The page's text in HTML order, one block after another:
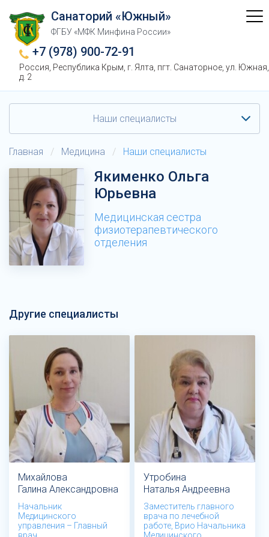
Санаторий «Южный»
ФГБУ «МФК Минфина России»
+7 (978) 900-72-91
Россия, Республика Крым, г. Ялта, пгт. Санаторное, ул. Южная,
д. 2
Наши специалисты
Главная / Медицина / Наши специалисты
Якименко Ольга
Юрьевна
Медицинская сестра
физиотерапевтического
отделения
Другие специалисты
Михайлова
Галина Александровна
Начальник
Медицинского
управления – Главный
врач
Утробина
Наталья Андреевна
Заместитель главного
врача по лечебной
работе, Врио Начальника
Медицинского